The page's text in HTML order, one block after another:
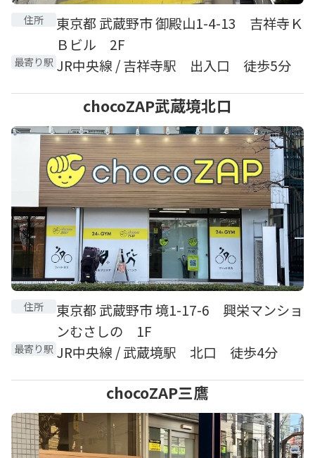
住所
東京都 武蔵野市 御殿山1-4-13 吉祥寺Ｋ
Ｂビル 2F
最寄り駅 JR中央線 / 吉祥寺駅 出入口 徒歩5分
chocoZAP武蔵境北口
住所
東京都 武蔵野市 境1-17-6 興栄マンショ
ンむさしの 1F
最寄り駅 JR中央線 / 武蔵境駅 北口 徒歩4分
chocoZAP三鷹